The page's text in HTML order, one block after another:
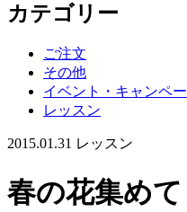
カテゴリー
ご注文
その他
イベント・キャンペ
レッスン
2015.01.31 レッスン
春の花集めて